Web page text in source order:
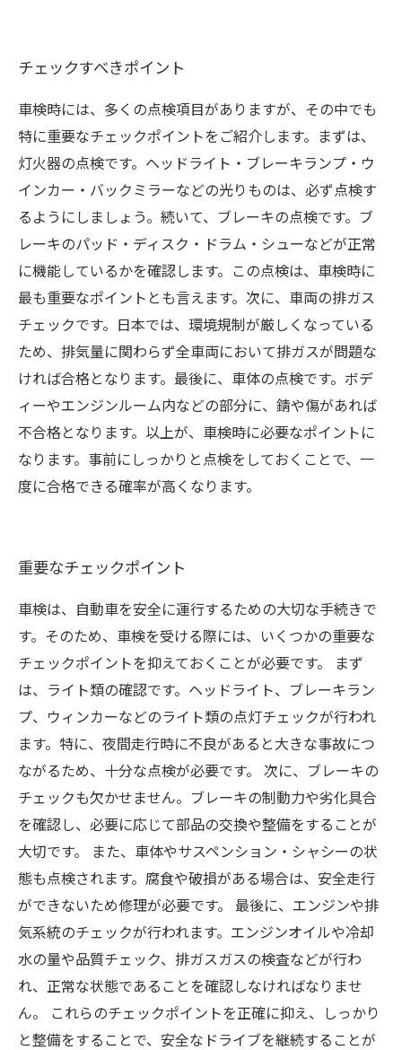
チェックすべきポイント
車検時には、多くの点検項目がありますが、その中でも
特に重要なチェックポイントをご紹介します。まずは、
灯火器の点検です。ヘッドライト・ブレーキランプ・ウ
インカー・バックミラーなどの光りものは、必ず点検す
るようにしましょう。続いて、ブレーキの点検です。ブ
レーキのパッド・ディスク・ドラム・シューなどが正常
に機能しているかを確認します。この点検は、車検時に
最も重要なポイントとも言えます。次に、車両の排ガス
チェックです。日本では、環境規制が厳しくなっている
ため、排気量に関わらず全車両において排ガスが問題な
ければ合格となります。最後に、車体の点検です。ボデ
ィーやエンジンルーム内などの部分に、錆や傷があれば
不合格となります。以上が、車検時に必要なポイントに
なります。事前にしっかりと点検をしておくことで、一
度に合格できる確率が高くなります。
重要なチェックポイント
車検は、自動車を安全に運行するための大切な手続きで
す。そのため、車検を受ける際には、いくつかの重要な
チェックポイントを抑えておくことが必要です。 まず
は、ライト類の確認です。ヘッドライト、ブレーキラン
プ、ウィンカーなどのライト類の点灯チェックが行われ
ます。特に、夜間走行時に不良があると大きな事故につ
ながるため、十分な点検が必要です。 次に、ブレーキの
チェックも欠かせません。ブレーキの制動力や劣化具合
を確認し、必要に応じて部品の交換や整備をすることが
大切です。 また、車体やサスペンション・シャシーの状
態も点検されます。腐食や破損がある場合は、安全走行
ができないため修理が必要です。 最後に、エンジンや排
気系統のチェックが行われます。エンジンオイルや冷却
水の量や品質チェック、排ガスガスの検査などが行わ
れ、正常な状態であることを確認しなければなりませ
ん。 これらのチェックポイントを正確に抑え、しっかり
と整備をすることで、安全なドライブを継続することが